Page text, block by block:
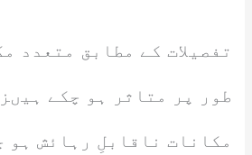
تفصیلات کے مطابق متعدد
طور پر متاثر ہو چکے
مکانات ناقابلِ رہائش ہو